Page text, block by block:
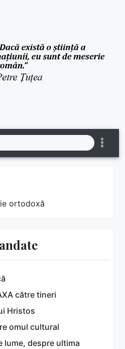
ortodoxă
către tineri
Hristos
omul cultural
lume, despre ultima